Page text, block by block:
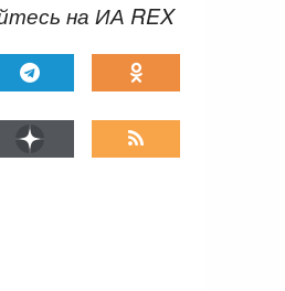
на ИА REX